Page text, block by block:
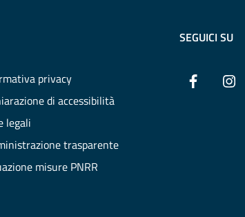
privacy
di accessibilità
legali
trasparente
misure PNRR
SEGUICI SU
Facebook